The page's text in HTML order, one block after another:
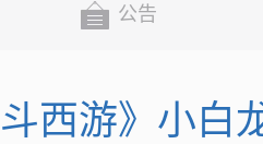
公告
斗西游》小白